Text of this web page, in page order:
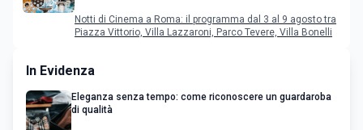
Notti di Cinema a Roma: il programma dal 3 al 9 agosto tra
Piazza Vittorio, Villa Lazzaroni, Parco Tevere, Villa Bonelli
In Evidenza
Eleganza senza tempo: come riconoscere un guardaroba
di qualità